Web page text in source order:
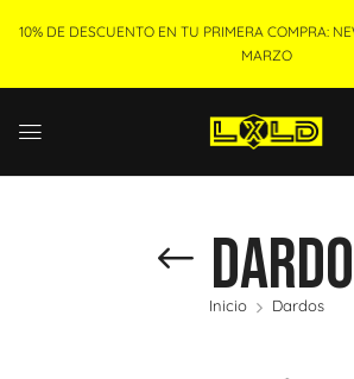
10% DE DESCUENTO EN TU PRIMERA COMPRA:
MARZO
Inicio Dardos